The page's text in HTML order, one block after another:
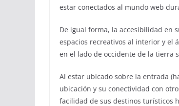
estar conectados al mundo web
De igual forma, la accesibilidad en
espacios recreativos al interior y el
en el lado de occidente de la tierra
Al estar ubicado sobre la entrada
ubicación y su conectividad con
facilidad de sus destinos turísticos